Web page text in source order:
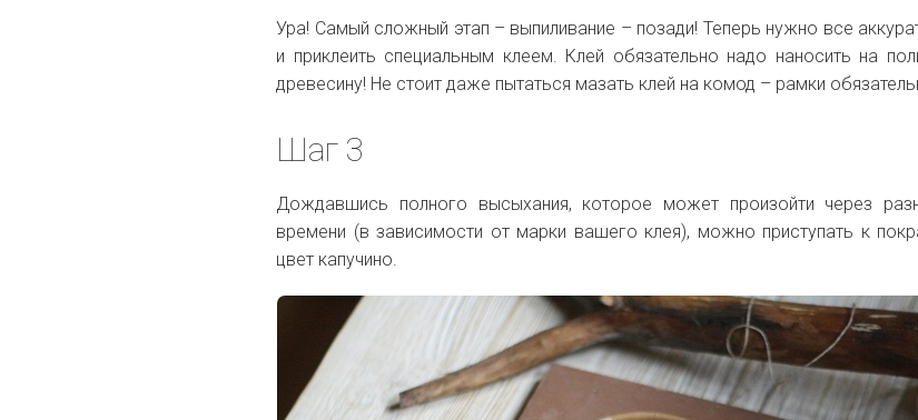
Ура! Самый сложный этап – выпиливание – позади! Теперь нужно все
и приклеить специальным клеем. Клей обязательно надо наносить на
древесину! Не стоит даже пытаться мазать клей на комод – рамки
Шаг 3
Дождавшись полного высыхания, которое может произойти через
времени (в зависимости от марки вашего клея), можно приступать к
цвет капучино.